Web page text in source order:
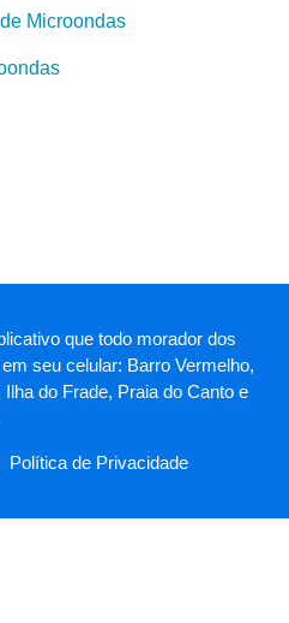
Microondas
que todo morador dos
seu celular: Barro Vermelho,
do Frade, Praia do Canto e
Política de Privacidade